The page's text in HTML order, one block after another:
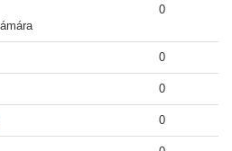
0
0
0
0